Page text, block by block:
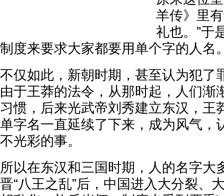
羊传》里
礼也。”于
制度来要求大家都要用单个字的人名
不仅如此，新朝时期，甚至认为犯了
由于王莽的法令，从那时起，人们渐
习惯，后来光武帝刘秀建立东汉，王
单字名一直延续了下来，成为风气，
不光彩的事。
所以在东汉和三国时期，人的名字大
晋“八王之乱”后，中国进入大分裂、